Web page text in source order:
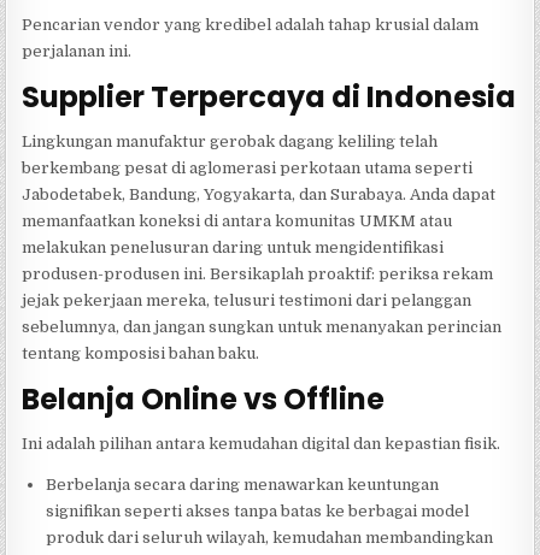
Pencarian vendor yang kredibel adalah tahap krusial dalam
perjalanan ini.
Supplier Terpercaya di Indonesia
Lingkungan manufaktur gerobak dagang keliling telah
berkembang pesat di aglomerasi perkotaan utama seperti
Jabodetabek, Bandung, Yogyakarta, dan Surabaya. Anda dapat
memanfaatkan koneksi di antara komunitas UMKM atau
melakukan penelusuran daring untuk mengidentifikasi
produsen-produsen ini. Bersikaplah proaktif: periksa rekam
jejak pekerjaan mereka, telusuri testimoni dari pelanggan
sebelumnya, dan jangan sungkan untuk menanyakan perincian
tentang komposisi bahan baku.
Belanja Online vs Offline
Ini adalah pilihan antara kemudahan digital dan kepastian fisik.
Berbelanja secara daring menawarkan keuntungan
signifikan seperti akses tanpa batas ke berbagai model
produk dari seluruh wilayah, kemudahan membandingkan